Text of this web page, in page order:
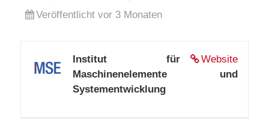
Veröffentlicht vor 3 Monaten
Website
Institut für
Maschinenelemente und
Systementwicklung